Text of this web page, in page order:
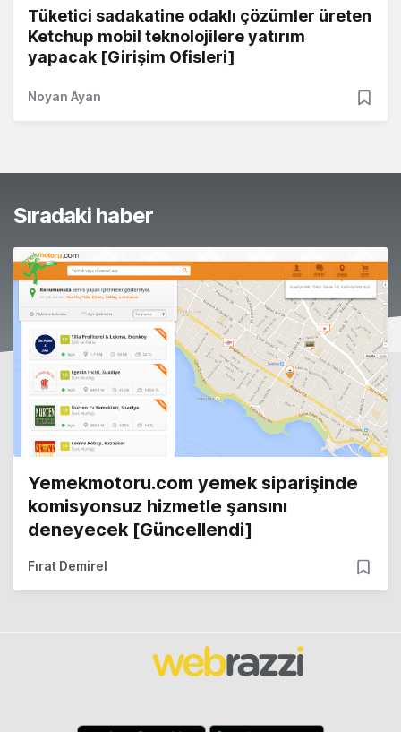
Tüketici sadakatine odaklı çözümler üreten
Ketchup mobil teknolojilere yatırım
yapacak [Girişim Ofisleri]
Noyan Ayan
Sıradaki haber
Yemekmotoru.com yemek siparişinde
komisyonsuz hizmetle şansını
deneyecek [Güncellendi]
Fırat Demirel